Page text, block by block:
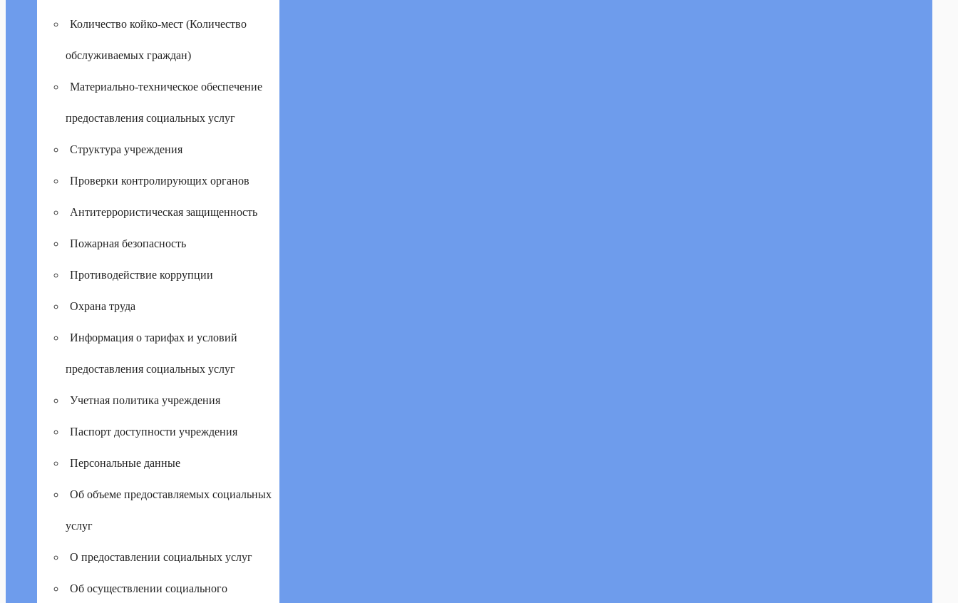
Количество койко-мест (Количество
обслуживаемых граждан)
Материально-техническое обеспечение
предоставления социальных услуг
Структура учреждения
Проверки контролирующих органов
Антитеррористическая защищенность
Пожарная безопасность
Противодействие коррупции
Охрана труда
Информация о тарифах и условий
предоставления социальных услуг
Учетная политика учреждения
Паспорт доступности учреждения
Персональные данные
Об объеме предоставляемых социальных
услуг
О предоставлении социальных услуг
Об осуществлении социального